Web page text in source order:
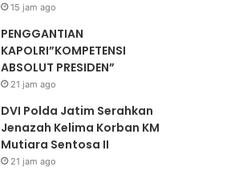
15 jam ago
PENGGANTIAN
KAPOLRI”KOMPETENSI
ABSOLUT PRESIDEN”
21 jam ago
DVI Polda Jatim Serahkan
Jenazah Kelima Korban KM
Mutiara Sentosa II
21 jam ago